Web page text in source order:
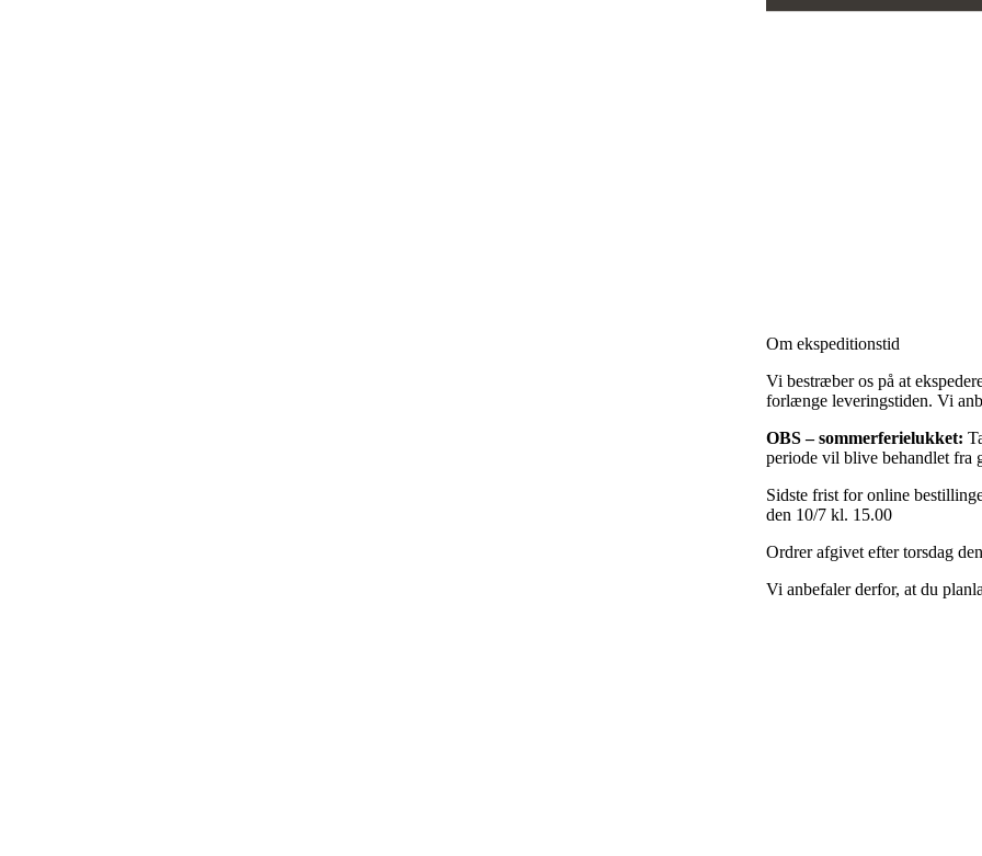
Om ekspeditionstid
Vi bestræber os på at
forlænge leveringstiden. Vi
OBS – sommerferielukket:
periode vil blive behandlet fra
Sidste frist for online
den 10/7 kl. 15.00
Ordrer afgivet efter torsdag
Vi anbefaler derfor, at du